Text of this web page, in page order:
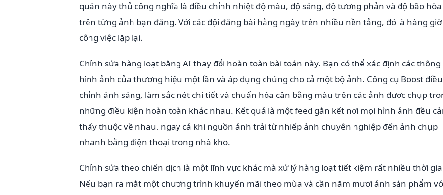
quán này thủ công nghĩa là điều chỉnh nhiệt độ màu, độ sáng, độ tương phản và độ bão hòa
trên từng ảnh bạn đăng. Với các đội đăng bài hằng ngày trên nhiều nền tảng, đó là hàng giờ
công việc lặp lại.
Chỉnh sửa hàng loạt bằng AI thay đổi hoàn toàn bài toán này. Bạn có thể xác định các thông
hình ảnh của thương hiệu một lần và áp dụng chúng cho cả một bộ ảnh. Công cụ Boost điều
chỉnh ánh sáng, làm sắc nét chi tiết và chuẩn hóa cân bằng màu trên các ảnh được chụp
những điều kiện hoàn toàn khác nhau. Kết quả là một feed gắn kết nơi mọi hình ảnh đều
thấy thuộc về nhau, ngay cả khi nguồn ảnh trải từ nhiếp ảnh chuyên nghiệp đến ảnh chụp
nhanh bằng điện thoại trong nhà kho.
Chỉnh sửa theo chiến dịch là một lĩnh vực khác mà xử lý hàng loạt tiết kiệm rất nhiều thời
Nếu bạn ra mắt một chương trình khuyến mãi theo mùa và cần năm mươi ảnh sản phẩm